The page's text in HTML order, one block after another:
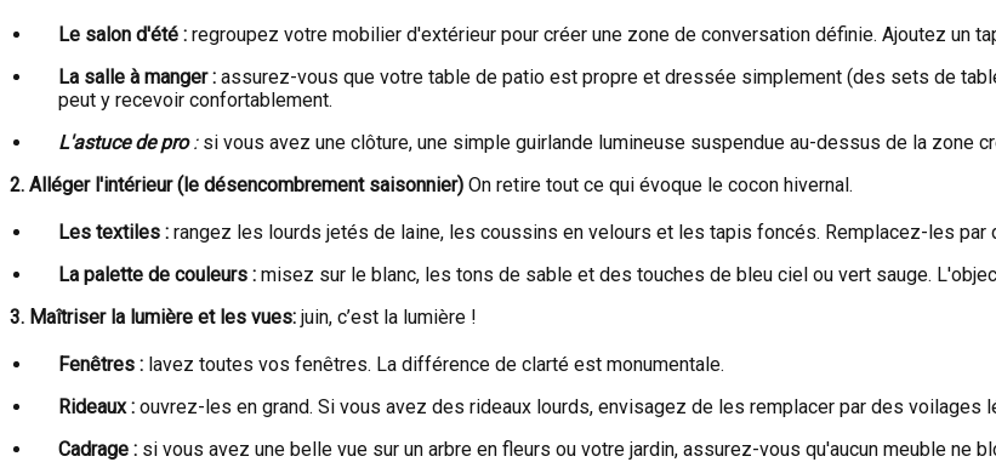
Le salon d'été : regroupez votre mobilier d'extérieur pour créer une zone de conversation définie. Ajoutez un
La salle à manger : assurez-vous que votre table de patio est propre et dressée simplement (des sets de
peut y recevoir confortablement.
L'astuce de pro:si vous avez une clôture, une simple guirlande lumineuse suspendue au-dessus de la zone
2. Alléger l'intérieur (le désencombrement saisonnier) On retire tout ce qui évoque le cocon hivernal.
Les textiles : rangez les lourds jetés de laine, les coussins en velours et les tapis foncés. Remplacez-les
La palette de couleurs : misez sur le blanc, les tons de sable et des touches de bleu ciel ou vert sauge.
3. Maîtriser la lumière et les vues: juin, c’est la lumière !
Fenêtres : lavez toutes vos fenêtres. La différence de clarté est monumentale.
Rideaux : ouvrez-les en grand. Si vous avez des rideaux lourds, envisagez de les remplacer par des
Cadrage : si vous avez une belle vue sur un arbre en fleurs ou votre jardin, assurez-vous qu'aucun meuble ne